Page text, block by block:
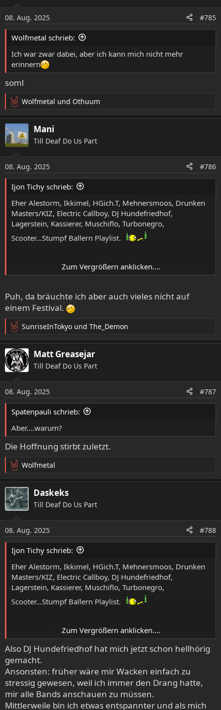
n
e
n
08. Aug. 2025 #785
Wolfmetal schrieb:
Ich war zwar dabei, aber ich kann mich nicht mehr
erinnern
soml
R
e
a
k
t
n
e
n
Wolfmetal und Othuum
Mani
Till Deaf Do Us Part
08. Aug. 2025 #786
Ijon Tichy schrieb:
Eher Alestorm, Ikkimel, HGich.T, Mehnersmoos, Drunken
Masters/KIZ, Electric Callboy, DJ Hundefriedhof,
Lagerstein, Kassierer, Muschiflo, Turbonegro,
Scooter...Stumpf Ballern Playlist.
Das war auf meinem ersten Wacken auch so. Und ich bin
Zum Vergrößern anklicken....
Puh, da bräuchte ich aber auch vieles nicht auf
einem Festival.
R
e
a
k
t
n
e
n
SunriseInTokyo und The_Demon
Matt Greasejar
Till Deaf Do Us Part
08. Aug. 2025 #787
Spatenpauli schrieb:
Aber....warum?
Die Hoffnung stirbt zuletzt.
R
e
a
k
t
n
e
n
Wolfmetal
Daskeks
Till Deaf Do Us Part
08. Aug. 2025 #788
Ijon Tichy schrieb:
Eher Alestorm, Ikkimel, HGich.T, Mehnersmoos, Drunken
Masters/KIZ, Electric Callboy, DJ Hundefriedhof,
Lagerstein, Kassierer, Muschiflo, Turbonegro,
Scooter...Stumpf Ballern Playlist.
Das war auf meinem ersten Wacken auch so. Und ich bin
Zum Vergrößern anklicken....
Also DJ Hundefriedhof hat mich jetzt schon hellhörig
gemacht.
Ansonsten: früher wäre mir Wacken einfach zu
stressig gewesen, weil ich immer den Drang hatte,
mir alle Bands anschauen zu müssen.
Mittlerweile bin ich etwas entspannter und als mich